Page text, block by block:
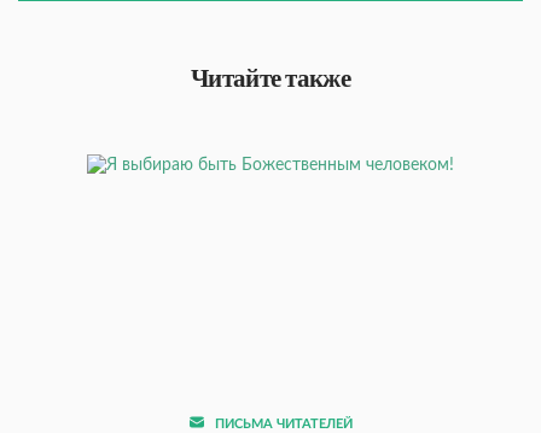
Читайте также
ПИСЬМА ЧИТАТЕЛЕЙ